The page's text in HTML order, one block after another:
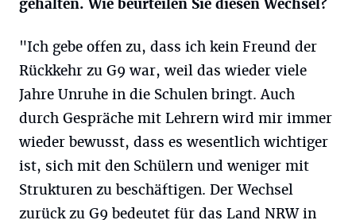
gehalten. Wie beurteilen Sie diesen Wechsel?
"Ich gebe offen zu, dass ich kein Freund der
Rückkehr zu G9 war, weil das wieder viele
Jahre Unruhe in die Schulen bringt. Auch
durch Gespräche mit Lehrern wird mir immer
wieder bewusst, dass es wesentlich wichtiger
ist, sich mit den Schülern und weniger mit
Strukturen zu beschäftigen. Der Wechsel
zurück zu G9 bedeutet für das Land NRW in